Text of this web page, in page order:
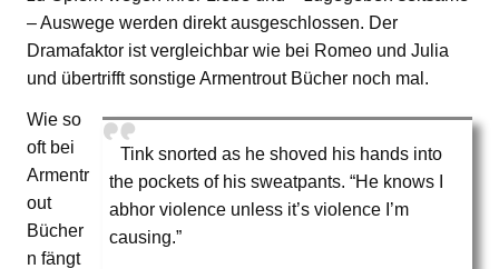
– Auswege werden direkt ausgeschlossen. Der
Dramafaktor ist vergleichbar wie bei Romeo und Julia
und übertrifft sonstige Armentrout Bücher noch mal.
Tink snorted as he shoved his hands into
the pockets of his sweatpants. “He knows I
abhor violence unless it’s violence I’m
causing.”
Wie so
oft bei
Armentr
out
Bücher
n fängt